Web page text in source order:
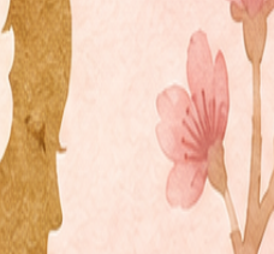
Deshalb können wir für diese
Seiten wurden zum
Rechtsverletzung nicht
Urheberrecht. Die
Downloads und Kopien